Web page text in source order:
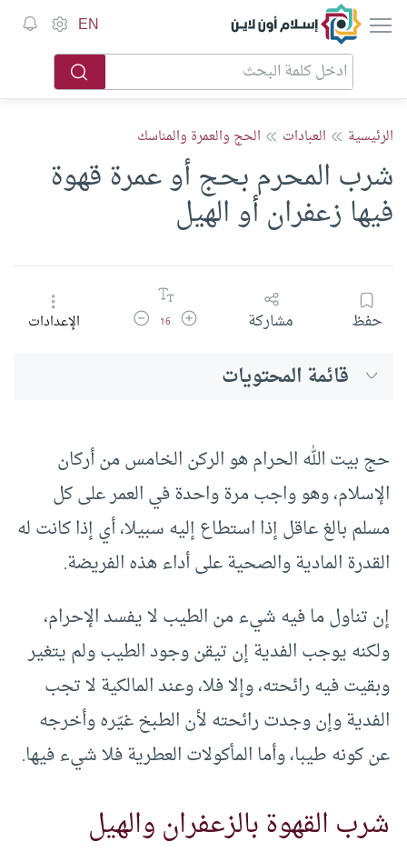
إسلام أون لاين EN
الرئيسية العبادات الحج والعمرة والمناسك
شرب المحرم بحج أو عمرة قهوة
فيها زعفران أو الهيل
حفظ مشاركة زيادة حجم الخط
16 تقليل حجم الخطالإعدادات
قائمة المحتويات
حج بيت الله الحرام هو الركن الخامس من أركان
الإسلام، وهو واجب مرة واحدة في العمر على كل
مسلم بالغ عاقل إذا استطاع إليه سبيلا، أي إذا كانت له
القدرة المادية والصحية على أداء هذه الفريضة.
إن تناول ما فيه شيء من الطيب لا يفسد الإحرام،
ولكنه يوجب الفدية إن تيقن وجود الطيب ولم يتغير
وبقيت فيه رائحته، وإلا فلا، وعند المالكية لا تجب
الفدية وإن وجدت رائحته لأن الطبخ غيّره وأخرجه
عن كونه طيبا، وأما المأكولات العطرية فلا شيء فيها.
شرب القهوة بالزعفران والهيل